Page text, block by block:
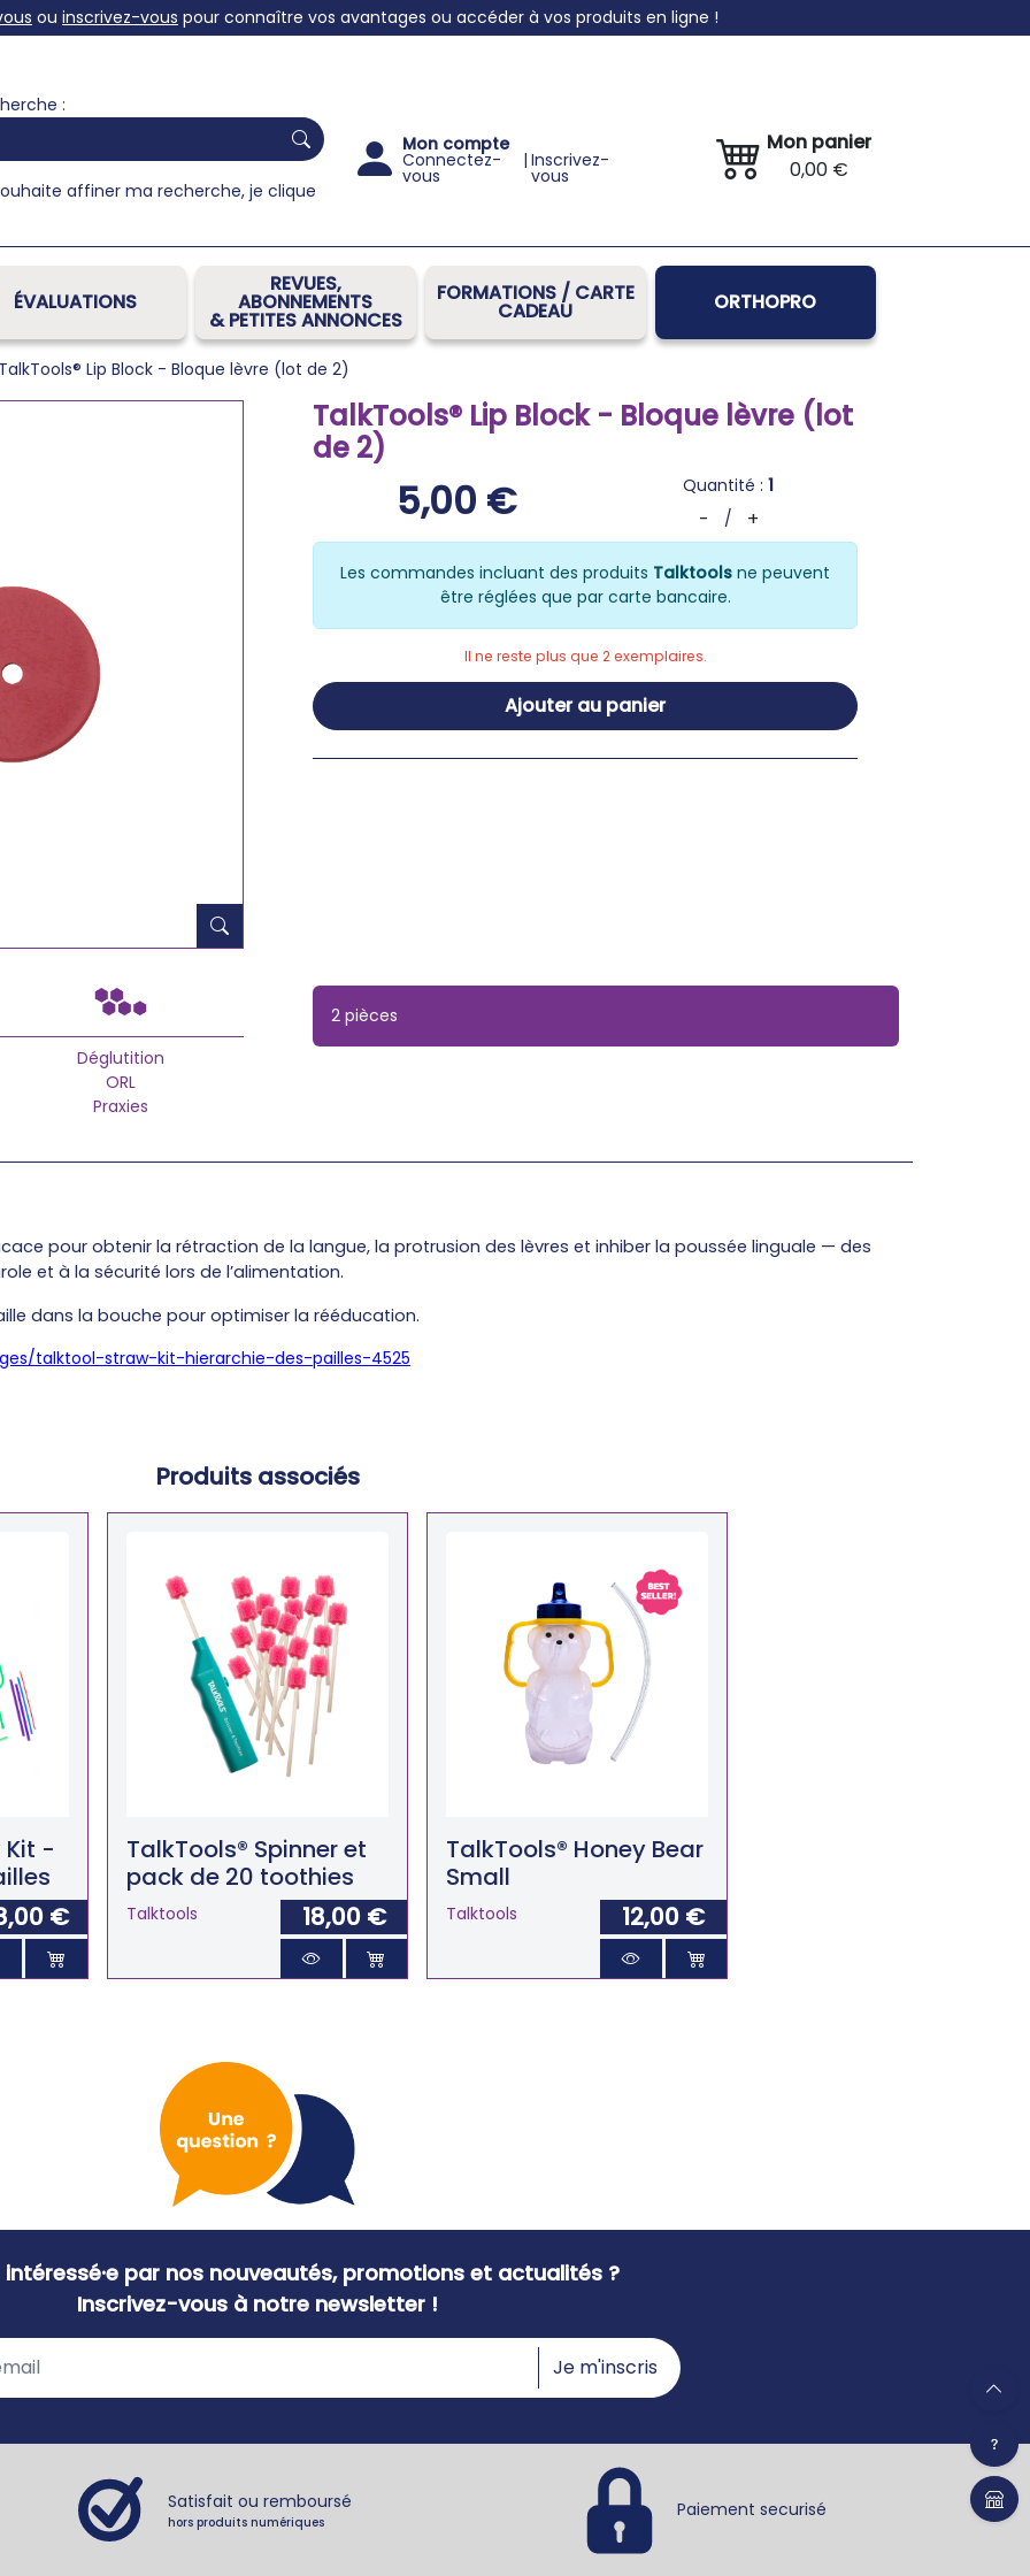
ou inscrivez-vous pour connaître vos avantages ou accéder à vos produits en ligne !
:
affiner ma recherche, je clique
Mon compte
Connectez-
vous
| Inscrivez-
vous
Mon panier
0,00 €
ÉVALUATIONS
REVUES,
ABONNEMENTS
& PETITES ANNONCES
FORMATIONS / CARTE
CADEAU ORTHOPRO
Lip Block - Bloque lèvre (lot de 2)
TalkTools® Lip Block - Bloque lèvre (lot
de 2)
5,00 € Quantité :1
- / +
Les commandes incluant des produits Talktools ne peuvent
être réglées que par carte bancaire.
Il ne reste plus que 2 exemplaires.
Ajouter au panier
Déglutition
ORL
Praxies
2 pièces
pour obtenir la rétraction de la langue, la protrusion des lèvres et inhiber la poussée linguale — des
et à la sécurité lors de l’alimentation.
dans la bouche pour optimiser la rééducation.
talktool-straw-kit-hierarchie-des-pailles-4525
Produits associés
Kit -
€
TalkTools® Spinner et
pack de 20 toothies
Talktools 18,00 €
TalkTools® Honey Bear
Small
Talktools 12,00 €
par nos nouveautés, promotions et actualités ?
Inscrivez-vous à notre newsletter !
Je m'inscris
Satisfait ou remboursé
hors produits numériques
Paiement securisé